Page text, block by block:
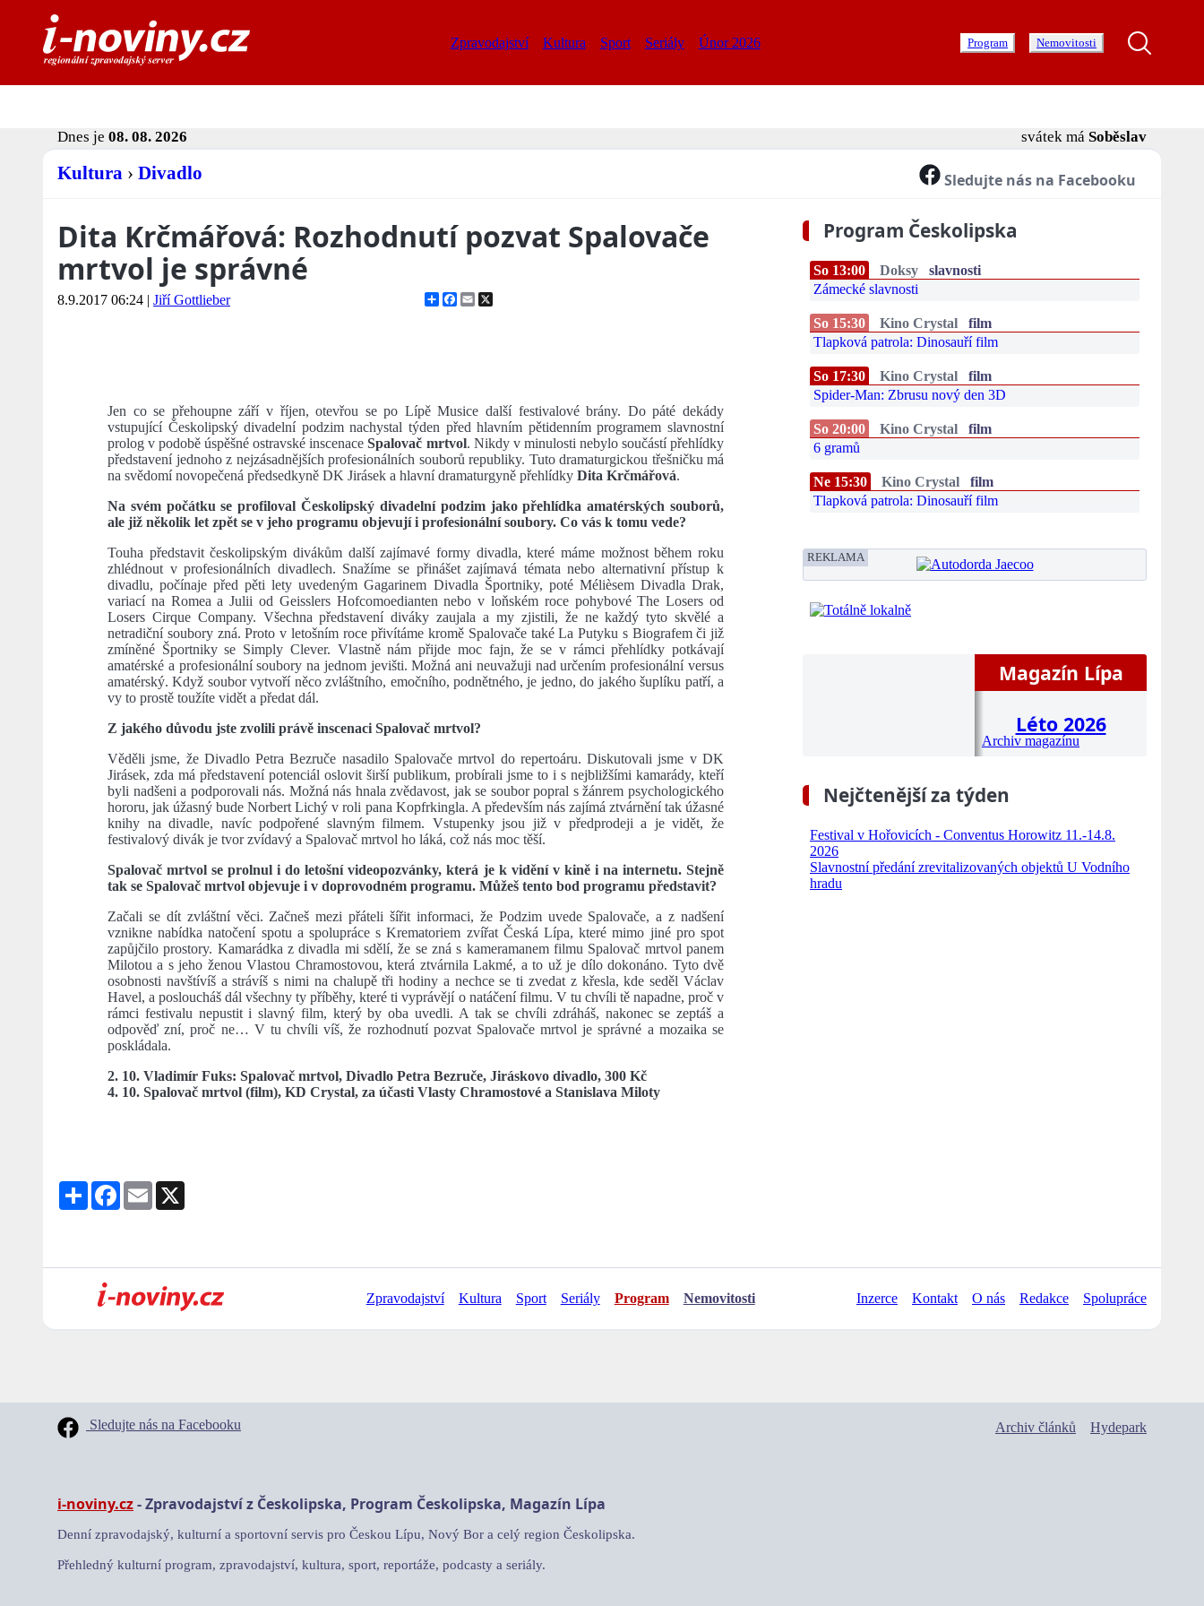
Zpravodajství Kultura Sport Seriály Únor 2026 Program Nemovitosti
Dnes je 08. 08. 2026 svátek má Soběslav
Kultura › Divadlo Sledujte nás na Facebooku
Dita Krčmářová: Rozhodnutí pozvat Spalovače
mrtvol je správné
8.9.2017 06:24 | Jiří Gottlieber ShareFacebook
Email
Jen co se přehoupne září v říjen, otevřou se po Lípě Musice další festivalové brány. Do páté dekády
vstupující Českolipský divadelní podzim nachystal týden před hlavním pětidenním programem slavnostní
prolog v podobě úspěšné ostravské inscenaceSpalovač mrtvol. Nikdy v minulosti nebylo součástí přehlídky
představení jednoho z nejzásadnějších profesionálních souborů republiky. Tuto dramaturgickou třešničku má
na svědomí novopečená předsedkyně DK Jirásek a hlavní dramaturgyně přehlídky Dita Krčmářová.
Na svém počátku se profiloval Českolipský divadelní podzim jako přehlídka amatérských souborů,
ale již několik let zpět se v jeho programu objevují i profesionální soubory. Co vás k tomu vede?
Touha představit českolipským divákům další zajímavé formy divadla, které máme možnost během roku
zhlédnout v profesionálních divadlech. Snažíme se přinášet zajímavá témata nebo alternativní přístup k
divadlu, počínaje před pěti lety uvedeným Gagarinem Divadla Športniky, poté Mélièsem Divadla Drak,
variací na Romea a Julii od Geisslers Hofcomoedianten nebo v loňském roce pohybové The Losers od
Losers Cirque Company. Všechna představení diváky zaujala a my zjistili, že ne každý tyto skvělé a
netradiční soubory zná. Proto v letošním roce přivítáme kromě Spalovače také La Putyku s Biografem či již
zmíněné Športniky se Simply Clever. Vlastně nám přijde moc fajn, že se v rámci přehlídky potkávají
amatérské a profesionální soubory na jednom jevišti. Možná ani neuvažuji nad určením profesionální versus
amatérský. Když soubor vytvoří něco zvláštního, emočního, podnětného, je jedno, do jakého šuplíku patří, a
vy to prostě toužíte vidět a předat dál.
Z jakého důvodu jste zvolili právě inscenaci Spalovač mrtvol?
Věděli jsme, že Divadlo Petra Bezruče nasadilo Spalovače mrtvol do repertoáru. Diskutovali jsme v DK
Jirásek, zda má představení potenciál oslovit širší publikum, probírali jsme to i s nejbližšími kamarády, kteří
byli nadšeni a podporovali nás. Možná nás hnala zvědavost, jak se soubor popral s žánrem psychologického
hororu, jak úžasný bude Norbert Lichý v roli pana Kopfrkingla. A především nás zajímá ztvárnění tak úžasné
knihy na divadle, navíc podpořené slavným filmem. Vstupenky jsou již v předprodeji a je vidět, že
festivalový divák je tvor zvídavý a Spalovač mrtvol ho láká, což nás moc těší.
Spalovač mrtvol se prolnul i do letošní videopozvánky, která je k vidění v kině i na internetu. Stejně
tak se Spalovač mrtvol objevuje i v doprovodném programu. Můžeš tento bod programu představit?
Začali se dít zvláštní věci. Začneš mezi přáteli šířit informaci, že Podzim uvede Spalovače, a z nadšení
vznikne nabídka natočení spotu a spolupráce s Krematoriem zvířat Česká Lípa, které mimo jiné pro spot
zapůjčilo prostory. Kamarádka z divadla mi sdělí, že se zná s kameramanem filmu Spalovač mrtvol panem
Milotou a s jeho ženou Vlastou Chramostovou, která ztvárnila Lakmé, a to už je dílo dokonáno. Tyto dvě
osobnosti navštívíš a strávíš s nimi na chalupě tři hodiny a nechce se ti zvedat z křesla, kde seděl Václav
Havel, a posloucháš dál všechny ty příběhy, které ti vyprávějí o natáčení filmu. V tu chvíli tě napadne, proč v
rámci festivalu nepustit i slavný film, který by oba uvedli. A tak se chvíli zdráháš, nakonec se zeptáš a
odpověď zní, proč ne… V tu chvíli víš, že rozhodnutí pozvat Spalovače mrtvol je správné a mozaika se
poskládala.
2. 10. Vladimír Fuks: Spalovač mrtvol, Divadlo Petra Bezruče, Jiráskovo divadlo, 300 Kč
4. 10. Spalovač mrtvol (film), KD Crystal, za účasti Vlasty Chramostové a Stanislava Miloty
Share Facebook
Email
Program Českolipska
So 13:00 Doksy
slavnosti
Zámecké slavnosti
So 15:30 Kino Crystal
film
Tlapková patrola: Dinosauří film
So 17:30 Kino Crystal
film
Spider-Man: Zbrusu nový den 3D
So 20:00 Kino Crystal
film
6 gramů
Ne 15:30 Kino Crystal
film
Tlapková patrola: Dinosauří film
REKLAMA
Magazín Lípa
Léto 2026
Archiv magazínu
Nejčtenější za týden
Festival v Hořovicích - Conventus Horowitz 11.-14.8.
2026
Slavnostní předání zrevitalizovaných objektů U Vodního
hradu
Zpravodajství Kultura Sport Seriály Program Nemovitosti Inzerce Kontakt O nás Redakce Spolupráce
Sledujte nás na Facebooku Archiv článků Hydepark
i-noviny.cz- Zpravodajství z Českolipska, Program Českolipska, Magazín Lípa
Denní zpravodajský, kulturní a sportovní servis pro Českou Lípu, Nový Bor a celý region Českolipska.
Přehledný kulturní program, zpravodajství, kultura, sport, reportáže, podcasty a seriály.